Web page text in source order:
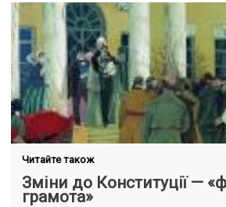
Читайте також
Зміни до Конституції —
грамота»